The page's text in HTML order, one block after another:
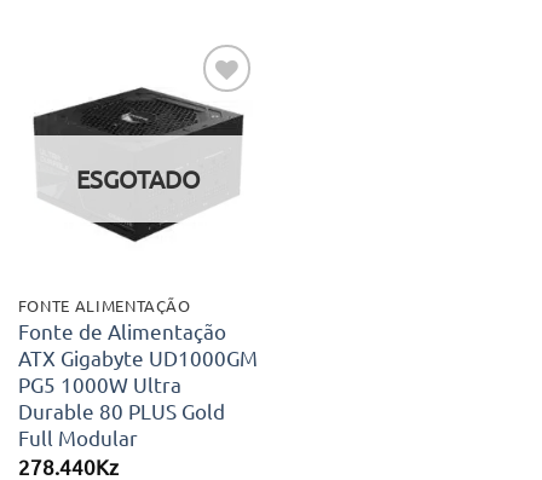
Adicionar
aos meus
ESGOTADO
FONTE ALIMENTAÇÃO
Fonte de Alimentação
ATX Gigabyte UD1000GM
PG5 1000W Ultra
Durable 80 PLUS Gold
Full Modular
278.440Kz